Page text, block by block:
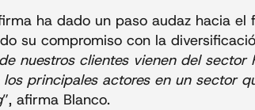
ha dado un paso audaz hacia el
su compromiso con la
nuestros clientes vienen del sector
principales actores en un sector
”, afirma Blanco.